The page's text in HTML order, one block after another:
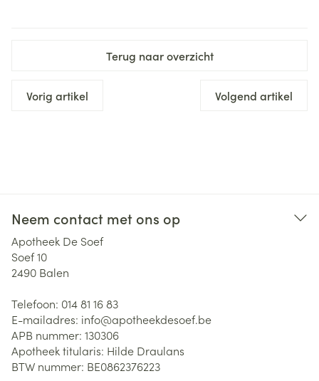
Terug naar overzicht
Vorig artikel Volgend artikel
Neem contact met ons op
Apotheek De Soef
Soef 10
2490 Balen
Telefoon: 014 81 16 83
E-mailadres: info@apotheekdesoef.be
APB nummer: 130306
Apotheek titularis: Hilde Draulans
BTW nummer: BE0862376223